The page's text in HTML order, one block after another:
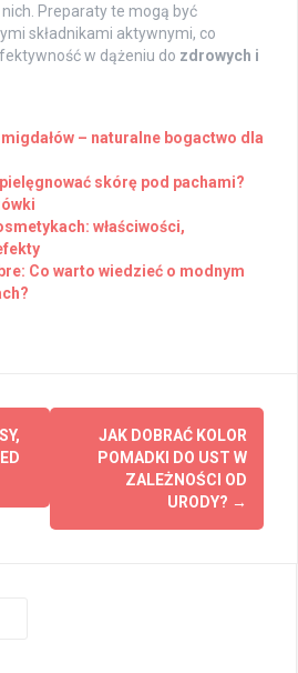
Preparaty te mogą być
składnikami aktywnymi, co
w dążeniu do zdrowych i
– naturalne bogactwo dla
skórę pod pachami?
właściwości,
Co warto wiedzieć o modnym
JAK DOBRAĆ KOLOR
POMADKI DO UST W
ZALEŻNOŚCI OD
URODY? →